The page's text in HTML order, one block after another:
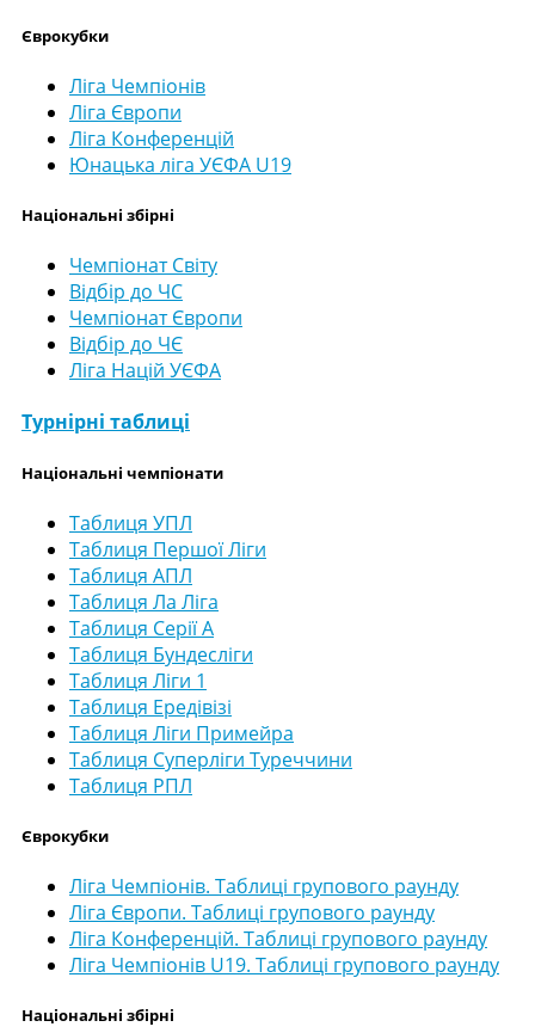
Єврокубки
Ліга Чемпіонів
Ліга Європи
Ліга Конференцій
Юнацька ліга УЄФА U19
Національні збірні
Чемпіонат Світу
Відбір до ЧС
Чемпіонат Європи
Відбір до ЧЄ
Ліга Націй УЄФА
Турнірні таблиці
Національні чемпіонати
Таблиця УПЛ
Таблиця Першої Ліги
Таблиця АПЛ
Таблиця Ла Ліга
Таблиця Серії А
Таблиця Бундесліги
Таблиця Ліги 1
Таблиця Ередівізі
Таблиця Ліги Примейра
Таблиця Суперліги Туреччини
Таблиця РПЛ
Єврокубки
Ліга Чемпіонів. Таблиці групового раунду
Ліга Європи. Таблиці групового раунду
Ліга Конференцій. Таблиці групового раунду
Ліга Чемпіонів U19. Таблиці групового раунду
Національні збірні